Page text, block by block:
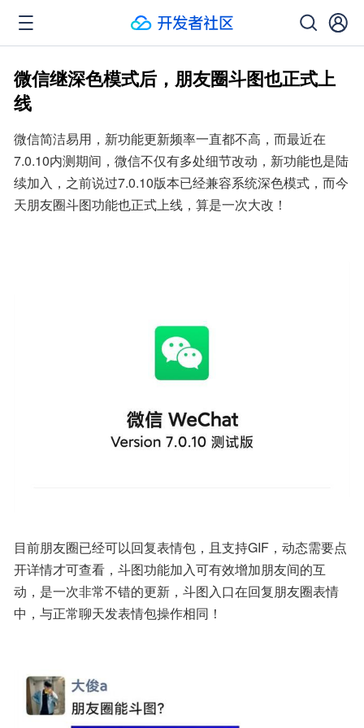
微信继深色模式后，朋友圈斗图也正式上
线
微信简洁易用，新功能更新频率一直都不高，而最近在
7.0.10内测期间，微信不仅有多处细节改动，新功能也是陆
续加入，之前说过7.0.10版本已经兼容系统深色模式，而今
天朋友圈斗图功能也正式上线，算是一次大改！
目前朋友圈已经可以回复表情包，且支持GIF，动态需要点
开详情才可查看，斗图功能加入可有效增加朋友间的互
动，是一次非常不错的更新，斗图入口在回复朋友圈表情
中，与正常聊天发表情包操作相同！